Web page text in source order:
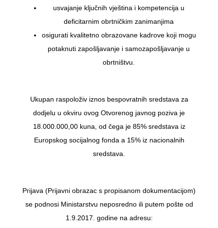
usvajanje ključnih vještina i kompetencija u
deficitarnim obrtničkim zanimanjima
osigurati kvalitetno obrazovane kadrove koji mogu
potaknuti zapošljavanje i samozapošljavanje u
obrtništvu.
Ukupan raspoloživ iznos bespovratnih sredstava za
dodjelu u okviru ovog Otvorenog javnog poziva je
18.000.000,00 kuna, od čega je 85% sredstava iz
Europskog socijalnog fonda a 15% iz nacionalnih
sredstava.
Prijava (Prijavni obrazac s propisanom dokumentacijom)
se podnosi Ministarstvu neposredno ili putem pošte od
1.9.2017. godine na adresu: